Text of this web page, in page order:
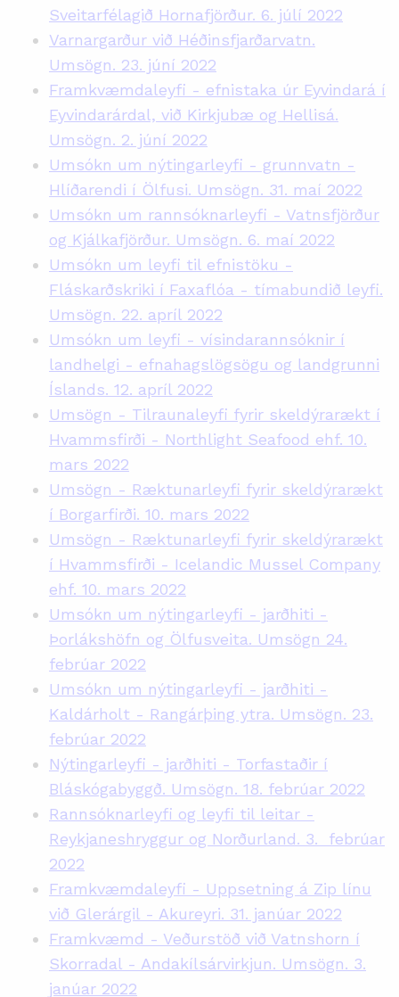
Sveitarfélagið Hornafjörður. 6. júlí 2022
Varnargarður við Héðinsfjarðarvatn.
Umsögn. 23. júní 2022
Framkvæmdaleyfi - efnistaka úr Eyvindará í
Eyvindarárdal, við Kirkjubæ og Hellisá.
Umsögn. 2. júní 2022
Umsókn um nýtingarleyfi - grunnvatn -
Hlíðarendi í Ölfusi. Umsögn. 31. maí 2022
Umsókn um rannsóknarleyfi - Vatnsfjörður
og Kjálkafjörður. Umsögn. 6. maí 2022
Umsókn um leyfi til efnistöku -
Fláskarðskriki í Faxaflóa - tímabundið leyfi.
Umsögn. 22. apríl 2022
Umsókn um leyfi - vísindarannsóknir í
landhelgi - efnahagslögsögu og landgrunni
Íslands. 12. apríl 2022
Umsögn - Tilraunaleyfi fyrir skeldýrarækt í
Hvammsfirði - Northlight Seafood ehf. 10.
mars 2022
Umsögn - Ræktunarleyfi fyrir skeldýrarækt
í Borgarfirði. 10. mars 2022
Umsögn - Ræktunarleyfi fyrir skeldýrarækt
í Hvammsfirði - Icelandic Mussel Company
ehf. 10. mars 2022
Umsókn um nýtingarleyfi - jarðhiti -
Þorlákshöfn og Ölfusveita. Umsögn 24.
febrúar 2022
Umsókn um nýtingarleyfi - jarðhiti -
Kaldárholt - Rangárþing ytra. Umsögn. 23.
febrúar 2022
Nýtingarleyfi - jarðhiti - Torfastaðir í
Bláskógabyggð. Umsögn. 18. febrúar 2022
Rannsóknarleyfi og leyfi til leitar -
Reykjaneshryggur og Norðurland. 3. febrúar
2022
Framkvæmdaleyfi - Uppsetning á Zip línu
við Glerárgil - Akureyri. 31. janúar 2022
Framkvæmd - Veðurstöð við Vatnshorn í
Skorradal - Andakílsárvirkjun. Umsögn. 3.
janúar 2022